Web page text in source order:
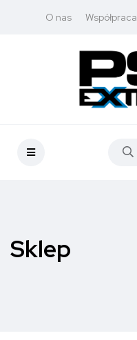
O nas Współpraca
Sklep